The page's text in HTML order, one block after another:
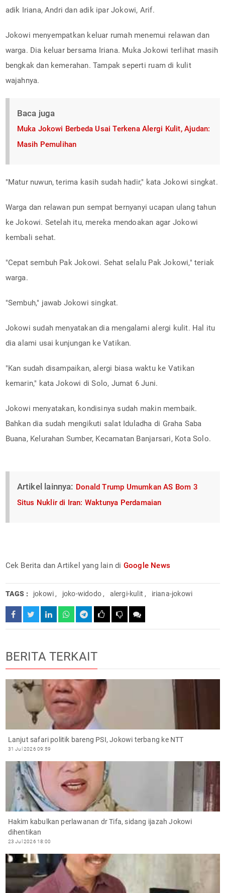
adik Iriana, Andri dan adik ipar Jokowi, Arif.
Jokowi menyempatkan keluar rumah menemui relawan dan
warga. Dia keluar bersama Iriana. Muka Jokowi terlihat masih
bengkak dan kemerahan. Tampak seperti ruam di kulit
wajahnya.
Baca juga
Muka Jokowi Berbeda Usai Terkena Alergi Kulit, Ajudan:
Masih Pemulihan
"Matur nuwun, terima kasih sudah hadir," kata Jokowi singkat.
Warga dan relawan pun sempat bernyanyi ucapan ulang tahun
ke Jokowi. Setelah itu, mereka mendoakan agar Jokowi
kembali sehat.
"Cepat sembuh Pak Jokowi. Sehat selalu Pak Jokowi," teriak
warga.
"Sembuh," jawab Jokowi singkat.
Jokowi sudah menyatakan dia mengalami alergi kulit. Hal itu
dia alami usai kunjungan ke Vatikan.
"Kan sudah disampaikan, alergi biasa waktu ke Vatikan
kemarin," kata Jokowi di Solo, Jumat 6 Juni.
Jokowi menyatakan, kondisinya sudah makin membaik.
Bahkan dia sudah mengikuti salat Iduladha di Graha Saba
Buana, Kelurahan Sumber, Kecamatan Banjarsari, Kota Solo.
Artikel lainnya: Donald Trump Umumkan AS Bom 3
Situs Nuklir di Iran: Waktunya Perdamaian
Cek Berita dan Artikel yang lain di Google News
TAGS : jokowi , joko-widodo, alergi-kulit , iriana-jokowi
BERITA TERKAIT
Lanjut safari politik bareng PSI, Jokowi terbang ke NTT
31 Jul 2026 09:59
Hakim kabulkan perlawanan dr Tifa, sidang ijazah Jokowi
dihentikan
23 Jul 2026 18:00